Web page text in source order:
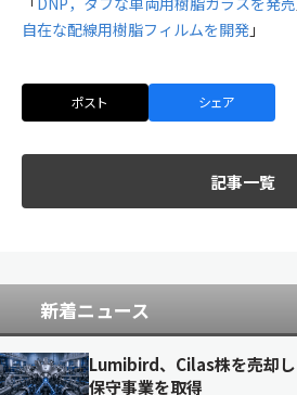
自在な配線用樹脂フィルムを開発 」
ポスト シェア
記事一覧
新着ニュース
Lumibird、Cilas株を売却
保守事業を取得